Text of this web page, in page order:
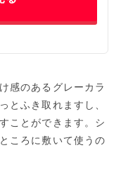
感のあるグレーカラ
とふき取れますし、
ことができます。シ
ころに敷いて使うの